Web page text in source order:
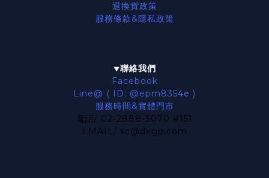
退換貨政策
服務條款&隱私政策
▼聯絡我們
Facebook
Line@ ( ID: @epm8354e )
服務時間&實體門市
電話/ 02-2888-3070 #151
EMAIL/ sc@dkgp.com